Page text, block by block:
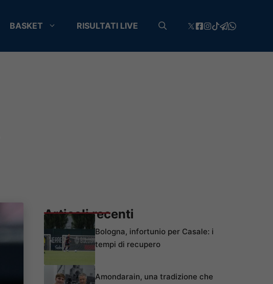
BASKET RISULTATI LIVE
Articoli recenti
Bologna, infortunio per Casale: i
tempi di recupero
Amondarain, una tradizione che